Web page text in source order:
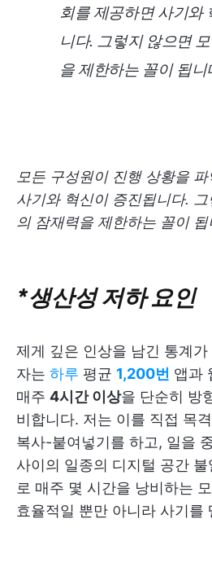
회를 제공하면 사기와
니다. 그렇지 않으면
을 제한하는 꼴이 됩니
모든 구성원이 진행 상황을
사기와 혁신이 증진됩니다.
의 잠재력을 제한하는 꼴이 됩
*생산성 저하 요인
제게 깊은 인상을 남긴 통계
자는 하루 평균 1,200번 앱과
매주 4시간 이상을 단순히 방
비합니다. 저는 이를 직접 목
복사-붙여넣기를 하고, 일을
사이의 일종의 디지털 공간
로 매주 몇 시간을 낭비하는
효율적일 뿐만 아니라 사기를